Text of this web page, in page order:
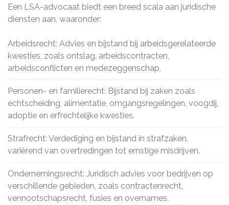
Een LSA-advocaat biedt een breed scala aan juridische
diensten aan, waaronder:
Arbeidsrecht: Advies en bijstand bij arbeidsgerelateerde
kwesties, zoals ontslag, arbeidscontracten,
arbeidsconflicten en medezeggenschap.
Personen- en familierecht: Bijstand bij zaken zoals
echtscheiding, alimentatie, omgangsregelingen, voogdij,
adoptie en erfrechtelijke kwesties.
Strafrecht: Verdediging en bijstand in strafzaken,
variërend van overtredingen tot ernstige misdrijven.
Ondernemingsrecht: Juridisch advies voor bedrijven op
verschillende gebieden, zoals contractenrecht,
vennootschapsrecht, fusies en overnames,